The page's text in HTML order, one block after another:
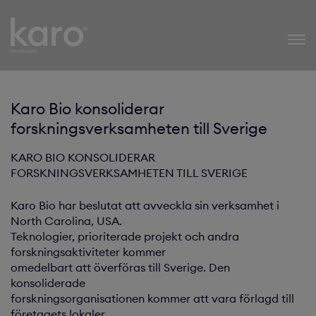
Karo Healthcare
Karo Bio konsoliderar
forskningsverksamheten till Sverige
KARO BIO KONSOLIDERAR
FORSKNINGSVERKSAMHETEN TILL SVERIGE
Karo Bio har beslutat att avveckla sin verksamhet i
North Carolina, USA.
Teknologier, prioriterade projekt och andra
forskningsaktiviteter kommer
omedelbart att överföras till Sverige. Den
konsoliderade
forskningsorganisationen kommer att vara förlagd till